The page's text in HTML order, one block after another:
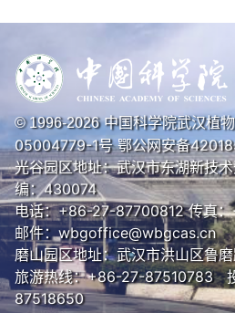
© 1996-2026中国科学院武汉植
05004779-1号鄂公网安备
光谷园区地址：武汉市东湖新技
编：430074
电话：+86-27-87700812 传真
邮件：wbgoffice@wbgcas.cn
磨山园区地址：武汉市洪山区鲁
旅游热线：+86-27-87510783
87518650